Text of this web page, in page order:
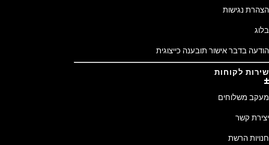
הצהרת נגישות
בלוג
הודעה בדבר אישור תובענה כייצוגית
שירות לקוחות
מעקב משלוחים
יצירת קשר
חנויות הרשת